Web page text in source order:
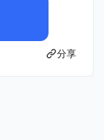
分享